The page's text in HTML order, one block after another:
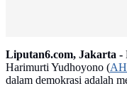
Liputan6.com, Jakarta -
Harimurti Yudhoyono (
dalam demokrasi adalah